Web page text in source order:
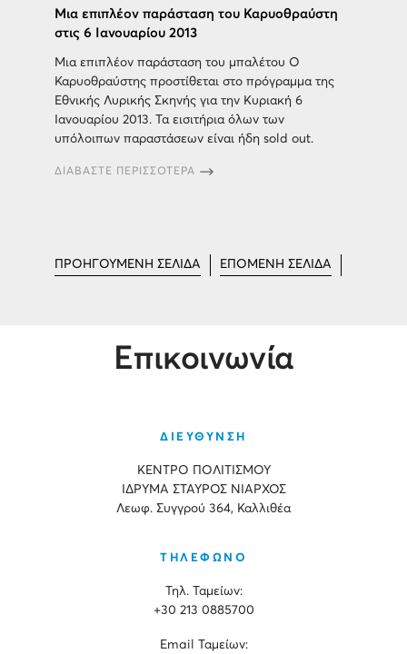
Μια επιπλέον παράσταση του Καρυοθραύστη
στις 6 Ιανουαρίου 2013
Μια επιπλέον παράσταση του μπαλέτου Ο
Καρυοθραύστης προστίθεται στο πρόγραμμα της
Εθνικής Λυρικής Σκηνής για την Κυριακή 6
Ιανουαρίου 2013. Τα εισιτήρια όλων των
υπόλοιπων παραστάσεων είναι ήδη sold out.
ΔΙΑΒΑΣΤΕ ΠΕΡΙΣΣΟΤΕΡΑ
ΠΡΟΗΓΟΥΜΕΝΗ ΣΕΛΙΔΑ ΕΠΟΜΕΝΗ ΣΕΛΙΔΑ
Επικοινωνία
ΔΙΕΥΘΥΝΣΗ
ΚΕΝΤΡΟ ΠΟΛΙΤΙΣΜΟΥ
ΙΔΡΥΜΑ ΣΤΑΥΡΟΣ ΝΙΑΡΧΟΣ
Λεωφ. Συγγρού 364, Καλλιθέα
ΤΗΛΕΦΩΝΟ
Τηλ. Ταμείων:
+30 213 0885700
Εmail Ταμείων: